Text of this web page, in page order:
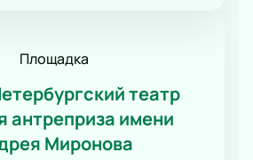
Площадка
театр
антреприза имени
Миронова